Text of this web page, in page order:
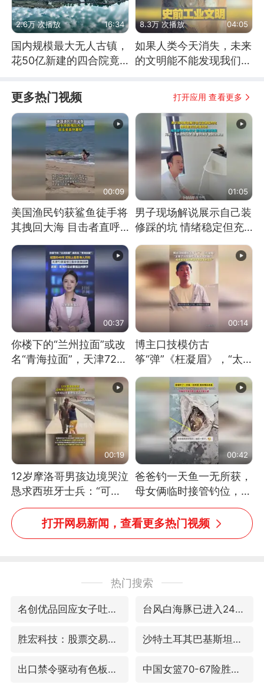
2.6万 次播放 16:34
国内规模最大无人古镇，
花50亿新建的四合院竟
8.3万 次播放 04:05
如果人类今天消失，未来
的文明能不能发现我们存
更多热门视频 打开应用 查看更多
00:09
美国渔民钓获鲨鱼徒手将
其拽回大海 目击者直呼
消息）
01:05
男子现场解说展示自己装
修踩的坑 情绪稳定但充
计 但每处都有瑕疵 网
友：一开始我没笑 但看
到洗手盆我没绷住
00:37
你楼下的“兰州拉面”或改
名“青海拉面”，天津72家
00:14
博主口技模仿古
筝“弹”《枉凝眉》，“太
吗？”“或将成为首位考级
不带古筝的选手。”（来
源：新华每日电讯）
00:19
12岁摩洛哥男孩边境哭泣
恳求西班牙士兵：“可不
可以不要把我遣返回国”
00:42
爸爸钓一天鱼一无所获，
母女俩临时接管钓位，用
玩具鱼竿钓上大鱼
打开网易新闻，查看更多热门视频
热门搜索
名创优品回应女子吐槽内裤质量差 台风白海豚已进入24小时警戒线
胜宏科技：股票交易异常波动 沙特土耳其巴基斯坦签署共同防务协议
出口禁令驱动有色板块大涨 中国女篮70-67险胜尼日利亚女篮